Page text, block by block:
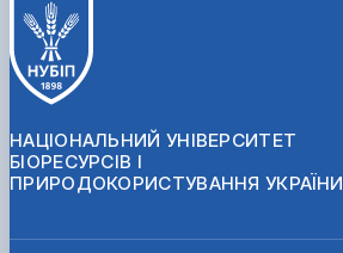
НАЦІОНАЛЬНИЙ УНІВЕРСИТЕТ
БІОРЕСУРСІВ І
ПРИРОДОКОРИСТУВАННЯ УКРАЇНИ